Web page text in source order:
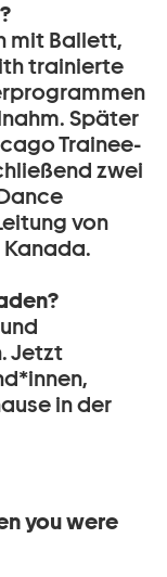
mit Ballett,
trainierte
Später
Trainee-
zwei
von
Jetzt
in der
you were